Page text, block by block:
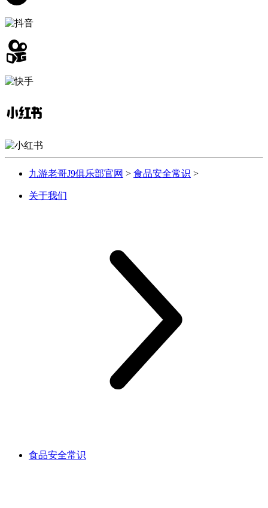
九游老哥J9俱乐部官网 > 食品安全常识 >
关于我们
食品安全常识